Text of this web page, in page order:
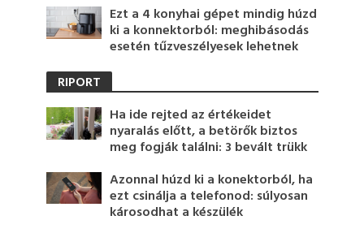
Ezt a 4 konyhai gépet mindig húzd
ki a konnektorból: meghibásodás
esetén tűzveszélyesek lehetnek
RIPORT
Ha ide rejted az értékeidet
nyaralás előtt, a betörők biztos
meg fogják találni: 3 bevált trükk
Azonnal húzd ki a konektorból, ha
ezt csinálja a telefonod: súlyosan
károsodhat a készülék